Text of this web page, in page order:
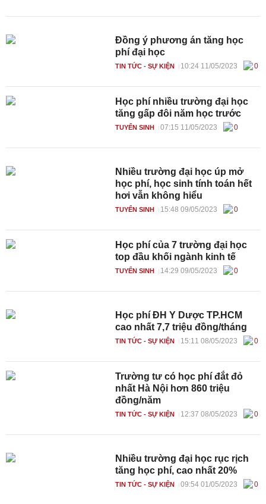
Đồng ý phương án tăng học
phí đại học
TIN TỨC - SỰ KIỆN 10:24 11/05/2023 0
Học phí nhiều trường đại học
tăng gấp đôi năm học trước
TUYỂN SINH 07:15 11/05/2023 0
Nhiều trường đại học úp mở
học phí, học sinh tính toán hết
hơi vẫn không hiểu
TUYỂN SINH 15:48 09/05/2023 0
Học phí của 7 trường đại học
top đầu khối ngành kinh tế
TUYỂN SINH 14:29 09/05/2023 0
Học phí ĐH Y Dược TP.HCM
cao nhất 7,7 triệu đồng/tháng
TIN TỨC - SỰ KIỆN 15:11 08/05/2023 0
Trường tư có học phí đắt đỏ
nhất Hà Nội hơn 860 triệu
đồng/năm
TIN TỨC - SỰ KIỆN 12:37 08/05/2023 0
Nhiều trường đại học rục rịch
tăng học phí, cao nhất 20%
TIN TỨC - SỰ KIỆN 09:54 01/05/2023 0